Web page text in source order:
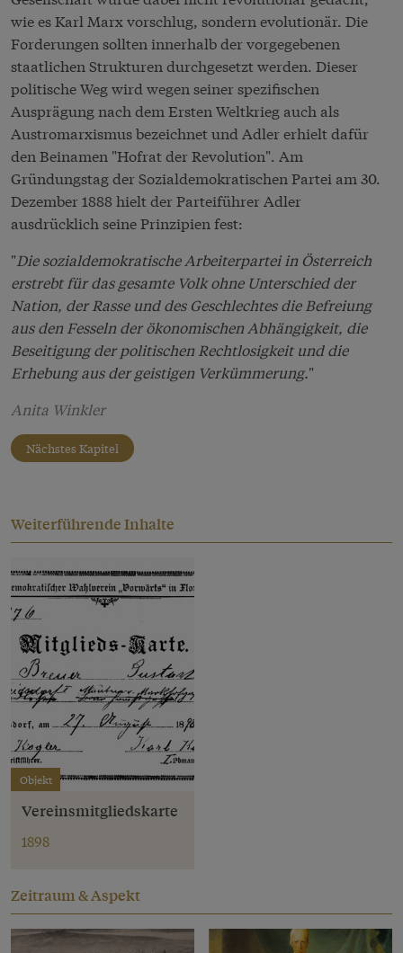
wie es Karl Marx vorschlug, sondern evolutionär. Die
Forderungen sollten innerhalb der vorgegebenen
staatlichen Strukturen durchgesetzt werden. Dieser
politische Weg wird wegen seiner spezifischen
Ausprägung nach dem Ersten Weltkrieg auch als
Austromarxismus bezeichnet und Adler erhielt dafür
den Beinamen "Hofrat der Revolution". Am
Gründungstag der Sozialdemokratischen Partei am 30.
Dezember 1888 hielt der Parteiführer Adler
ausdrücklich seine Prinzipien fest:
"Die sozialdemokratische Arbeiterpartei in Österreich
erstrebt für das gesamte Volk ohne Unterschied der
Nation, der Rasse und des Geschlechtes die Befreiung
aus den Fesseln der ökonomischen Abhängigkeit, die
Beseitigung der politischen Rechtlosigkeit und die
Erhebung aus der geistigen Verkümmerung."
Anita Winkler
Nächstes Kapitel
Weiterführende Inhalte
Objekt
Vereinsmitgliedskarte
1898
Zeitraum & Aspekt